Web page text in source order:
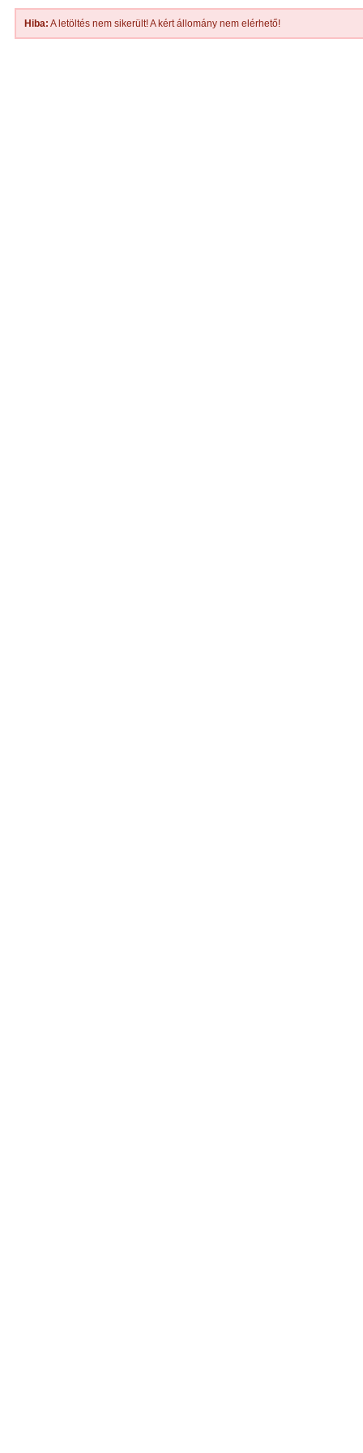
Hiba: A letöltés nem sikerült! A kért állomány nem elérhető!